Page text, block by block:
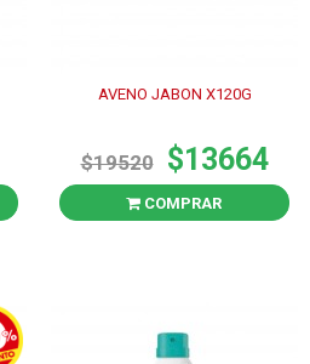
AVENO JABON X120G
$19520 $13664
COMPRAR